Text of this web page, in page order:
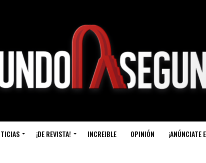
¡DE REVISTA! INCREIBLE OPINIÓN ¡ANÚNCIATE